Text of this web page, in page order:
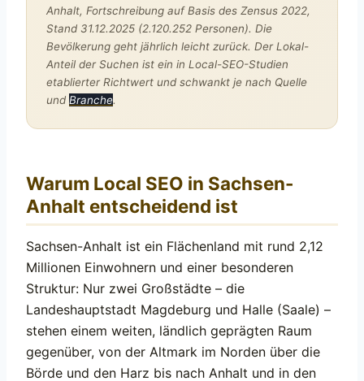
Anhalt, Fortschreibung auf Basis des Zensus 2022,
Stand 31.12.2025 (2.120.252 Personen). Die
Bevölkerung geht jährlich leicht zurück. Der Lokal-
Anteil der Suchen ist ein in Local-SEO-Studien
etablierter Richtwert und schwankt je nach Quelle
und Branche.
Warum Local SEO in Sachsen-
Anhalt entscheidend ist
Sachsen-Anhalt ist ein Flächenland mit rund 2,12
Millionen Einwohnern und einer besonderen
Struktur: Nur zwei Großstädte – die
Landeshauptstadt Magdeburg und Halle (Saale) –
stehen einem weiten, ländlich geprägten Raum
gegenüber, von der Altmark im Norden über die
Börde und den Harz bis nach Anhalt und in den